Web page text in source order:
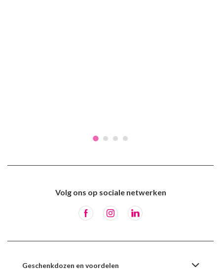
Volg ons op sociale netwerken
Geschenkdozen en voordelen